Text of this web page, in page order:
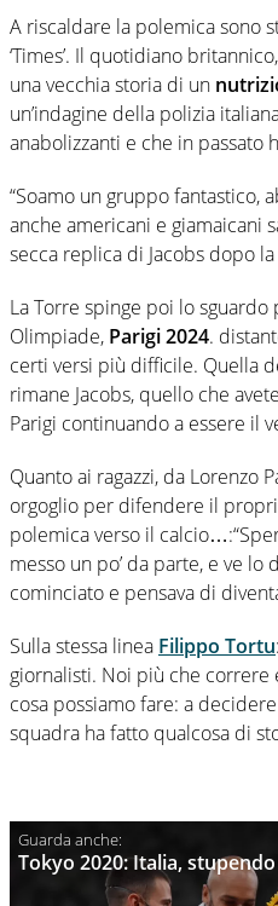
A riscaldare la polemica sono
‘Times’. Il quotidiano
una vecchia storia di un
un’indagine della polizia
anabolizzanti e che in passato
“Soamo un gruppo fantastico,
anche americani e giamaicani
secca replica di Jacobs dopo
La Torre spinge poi lo sguardo
Olimpiade, Parigi 2024.
certi versi più difficile. Quella
rimane Jacobs, quello che
Parigi continuando a essere il
Quanto ai ragazzi, da Lorenzo
orgoglio per difendere il
polemica verso il
messo un po’ da parte, e ve
cominciato e pensava di
Sulla stessa linea Filippo Tortu
giornalisti. Noi più che
cosa possiamo fare: a
squadra ha fatto qualcosa di
Tokyo 2020: Italia,